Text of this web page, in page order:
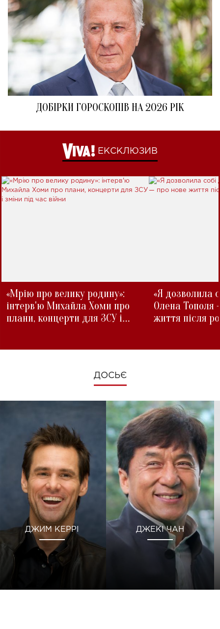
ДОБІРКИ ГОРОСКОПІВ НА 2026 РІК
ЕКСКЛЮЗИВ
«Мрію про велику родину»:
інтерв'ю Михайла Хоми про
плани, концерти для ЗСУ і
«Я дозволила
Олена Тополя
життя після
ДОСЬЄ
ДЖИМ КЕРРІ ДЖЕКІ ЧАН